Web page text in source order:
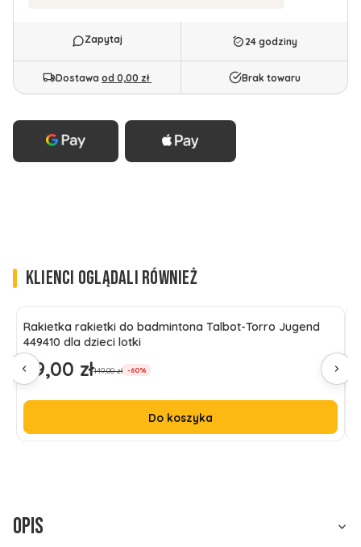
24 godziny
Dostawa od 0,00 zł Brak towaru
KLIENCI OGLĄDALI RÓWNIEŻ
Rakietka rakietki do badmintona Talbot-Torro Jugend
449410 dla dzieci lotki
Cena promocyjna
59,00 zł149,00 zł -60%
Do koszyka
Opis